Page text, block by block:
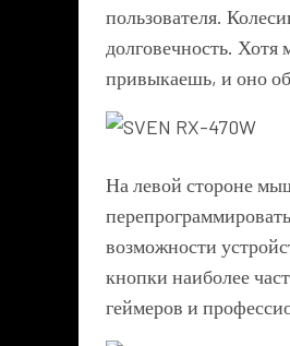
пользователя.
долговечность.
привыкаешь, и оно
На левой стороне
возможности
кнопки наиболее
геймеров и